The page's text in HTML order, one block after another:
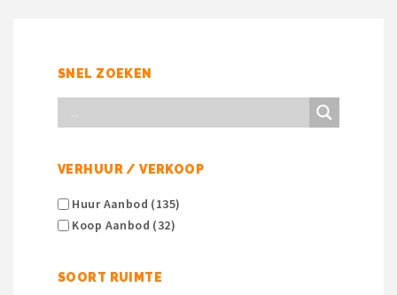
SNEL ZOEKEN
VERHUUR / VERKOOP
Huur Aanbod (135)
Koop Aanbod (32)
SOORT RUIMTE